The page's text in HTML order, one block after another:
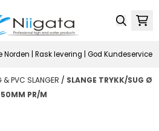
Norden | Rask levering | God Kundeservice
& PVC SLANGER / SLANGE TRYKK/SUG Ø
50MM PR/M